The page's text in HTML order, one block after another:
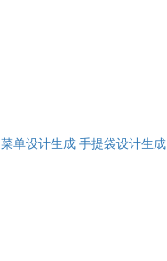
菜单设计生成 手提袋设计生成